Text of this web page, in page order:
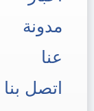
مدونة
عنا
اتصل بنا